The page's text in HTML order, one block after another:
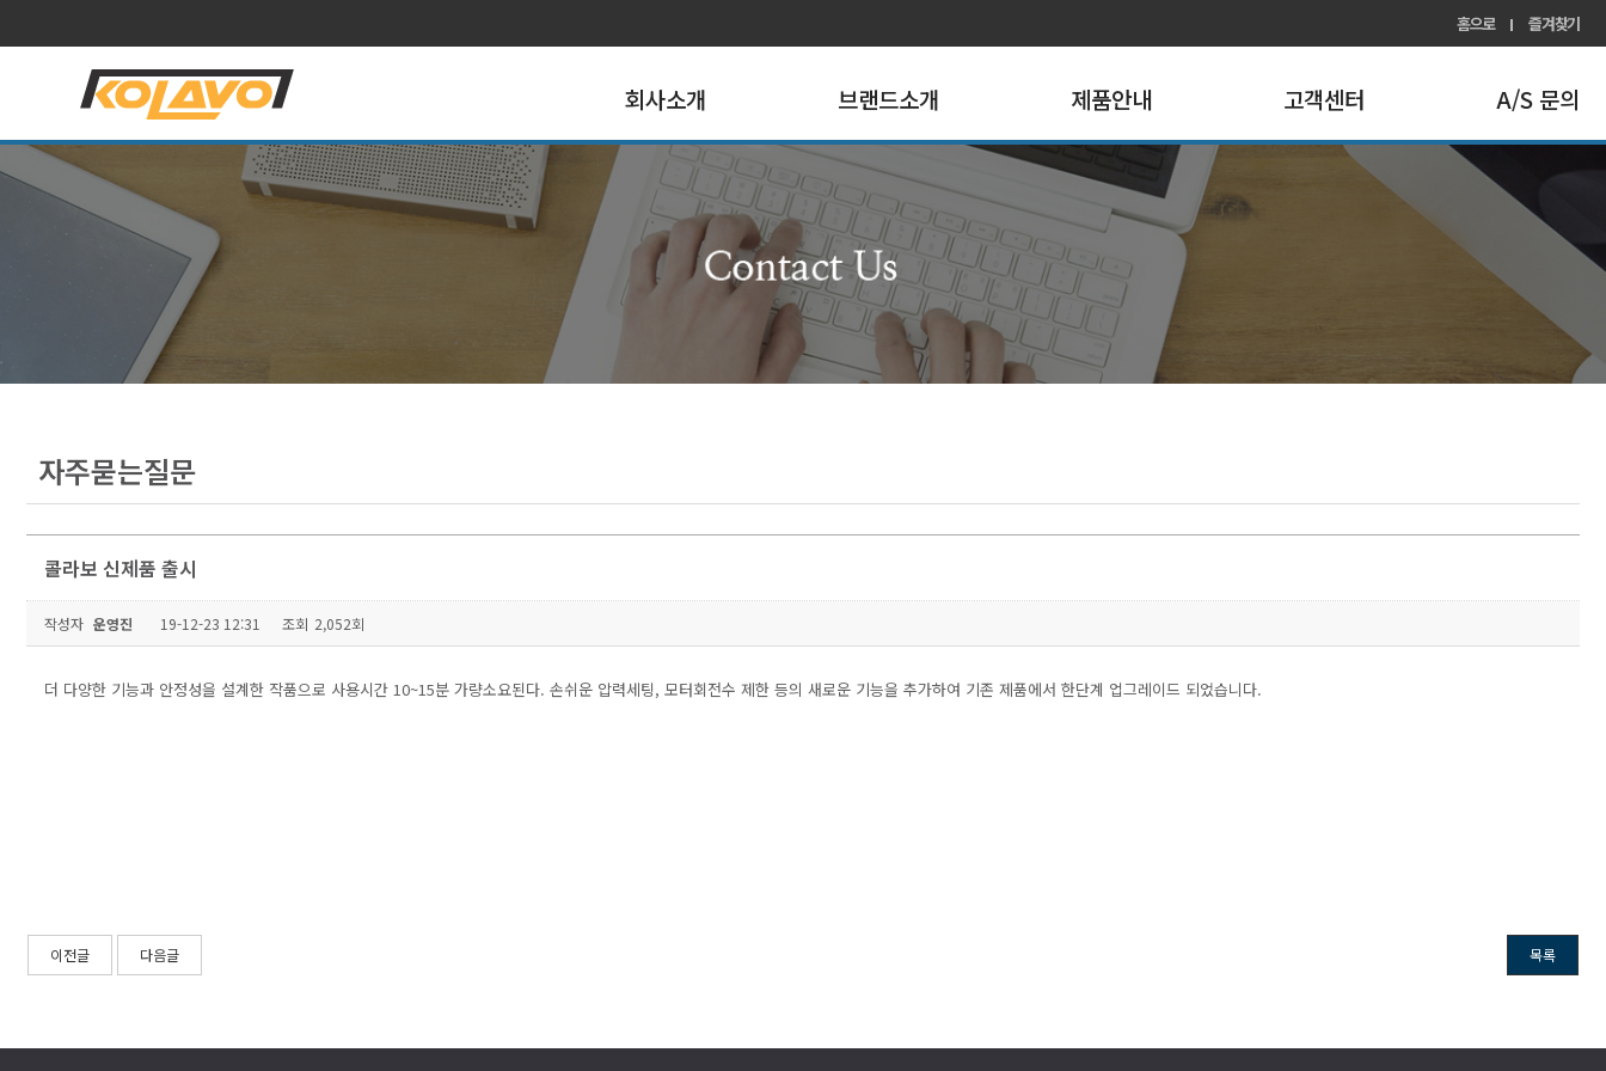
홈으로 즐겨찾기
회사소개 브랜드소개 제품안내 고객센터 A/S 문의
자주묻는질문
콜라보 신제품 출시
작성자 운영진 19-12-23 12:31 조회 2,052회
더 다양한 기능과 안정성을 설계한 작품으로 사용시간 10~15분 가량소요된다. 손쉬운 압력세팅, 모터회전수 제한 등의 새로운 기능을 추가하여 기존 제품에서 한단계 업그레이드 되었습니다.
이전글 다음글 목록